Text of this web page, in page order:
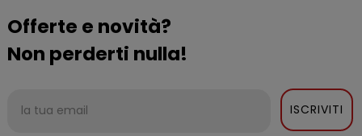
Offerte e novità?
Non perderti nulla!
ISCRIVITI